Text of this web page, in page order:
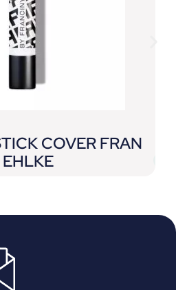
COVER FRAN